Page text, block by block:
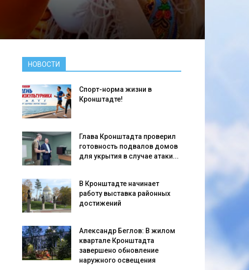
НОВОСТИ
Спорт-норма жизни в
Кронштадте!
Глава Кронштадта проверил
готовность подвалов домов
для укрытия в случае атаки...
В Кронштадте начинает
работу выставка районных
достижений
Александр Беглов: В жилом
квартале Кронштадта
завершено обновление
наружного освещения